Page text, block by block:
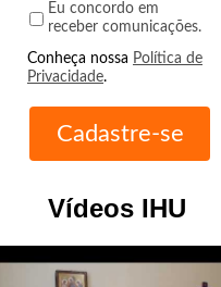
Eu concordo em
receber comunicações.
Conheça nossa Política de
Privacidade.
Vídeos IHU